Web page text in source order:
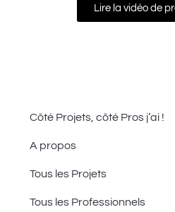
Lire la vidéo de
Côté Projets, côté Pros j’ai !
A propos
Tous les Projets
Tous les Professionnels